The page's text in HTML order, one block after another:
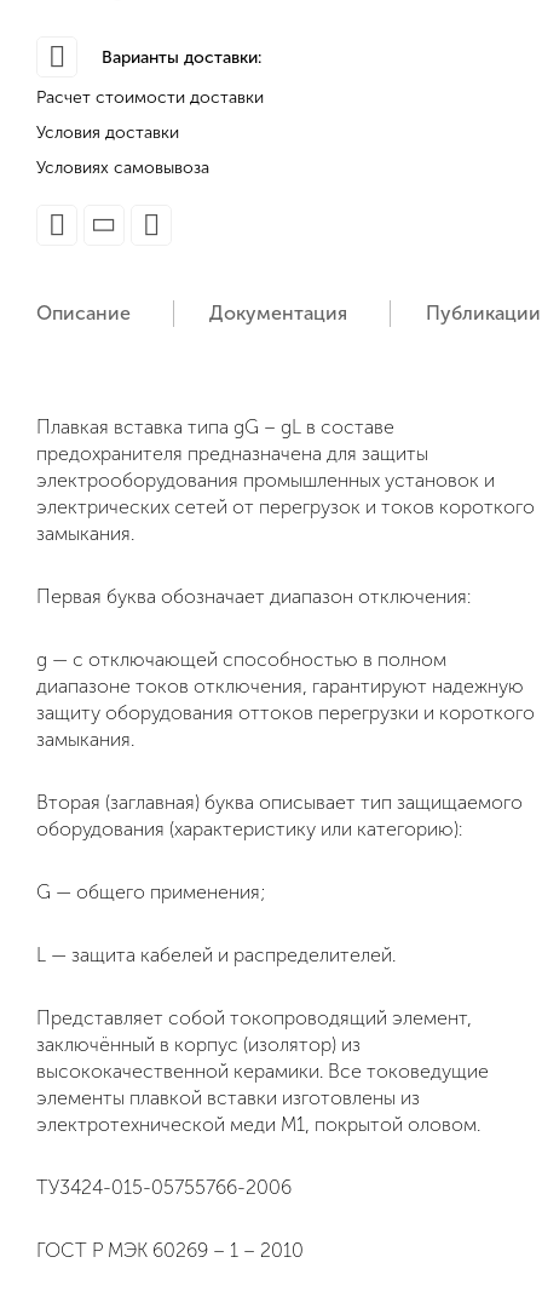
Варианты доставки:
Расчет стоимости доставки
Условия доставки
Условиях самовывоза
Описание Документация Публикации
Плавкая вставка типа gG – gL в составе
предохранителя предназначена для защиты
электрооборудования промышленных установок и
электрических сетей от перегрузок и токов короткого
замыкания.
Первая буква обозначает диапазон отключения:
g — с отключающей способностью в полном
диапазоне токов отключения, гарантируют надежную
защиту оборудования оттоков перегрузки и короткого
замыкания.
Вторая (заглавная) буква описывает тип защищаемого
оборудования (характеристику или категорию):
G — общего применения;
L — защита кабелей и распределителей.
Представляет собой токопроводящий элемент,
заключённый в корпус (изолятор) из
высококачественной керамики. Все токоведущие
элементы плавкой вставки изготовлены из
электротехнической меди М1, покрытой оловом.
ТУ3424-015-05755766-2006
ГОСТ Р МЭК 60269 – 1 – 2010